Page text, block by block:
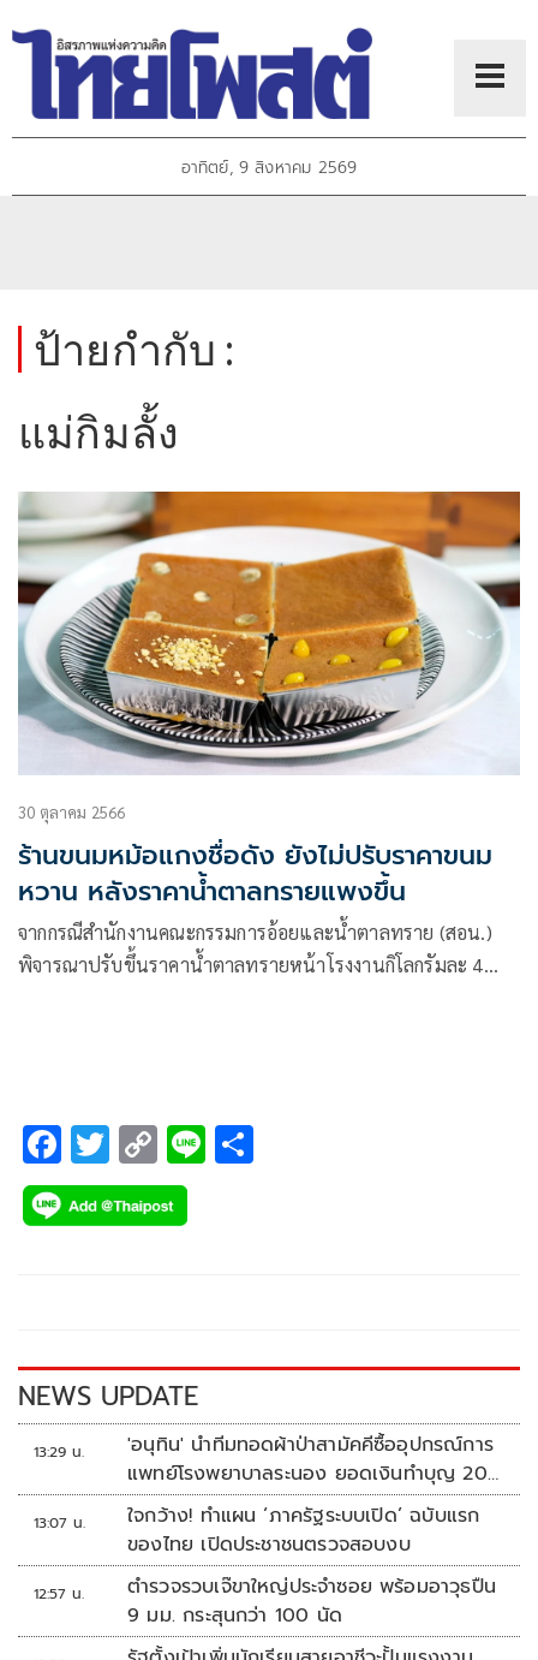
อาทิตย์, 9 สิงหาคม 2569
ป้ายกำกับ :
แม่กิมลั้ง
30 ตุลาคม 2566
ร้านขนมหม้อแกงชื่อดัง ยังไม่ปรับราคาขนม
หวาน หลังราคาน้ำตาลทรายแพงขึ้น
จากกรณีสำนักงานคณะกรรมการอ้อยและน้ำตาลทราย (สอน.)
พิจารณาปรับขึ้นราคาน้ำตาลทรายหน้าโรงงานกิโลกรัมละ 4
F
ac
e
k
T
wi
tt
C
o
p
k
Li
NEWS UPDATE
13:29 น.
'อนุทิน' นำทีมทอดผ้าป่าสามัคคีซื้ออุปกรณ์การ
แพทย์โรงพยาบาลระนอง ยอดเงินทำบุญ 20
ล้านบาท
13:07 น.
ใจกว้าง! ทำแผน ‘ภาครัฐระบบเปิด’ ฉบับแรก
ของไทย เปิดประชาชนตรวจสอบงบ
12:57 น.
ตำรวจรวบเจ๊ขาใหญ่ประจำซอย พร้อมอาวุธปืน
9 มม. กระสุนกว่า 100 นัด